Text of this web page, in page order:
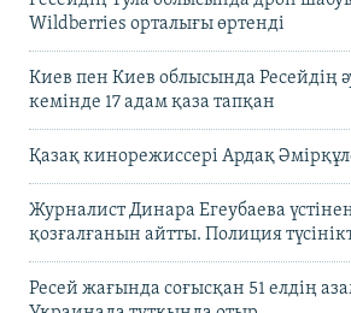
Wildberries орталығы өртенді
Киев пен Киев облысында Ресейдің
кемінде 17 адам қаза тапқан
Қазақ кинорежиссері Ардақ
Журналист Динара Егеубаева
қозғалғанын айтты. Полиция
Ресей жағында соғысқан 51 елдің